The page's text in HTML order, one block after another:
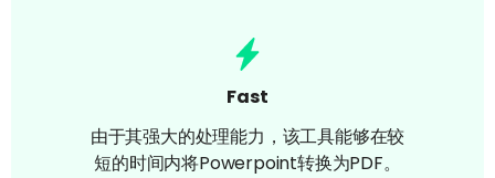
Fast
由于其强大的处理能力，该工具能够在较
短的时间内将Powerpoint转换为PDF。